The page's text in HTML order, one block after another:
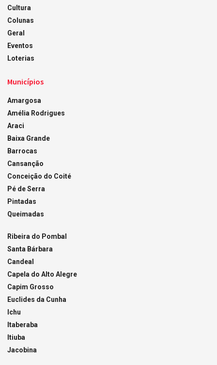
Cultura
Colunas
Geral
Eventos
Loterias
Municípios
Amargosa
Amélia Rodrigues
Araci
Baixa Grande
Barrocas
Cansanção
Conceição do Coité
Pé de Serra
Pintadas
Queimadas
Ribeira do Pombal
Santa Bárbara
Candeal
Capela do Alto Alegre
Capim Grosso
Euclides da Cunha
Ichu
Itaberaba
Itiuba
Jacobina